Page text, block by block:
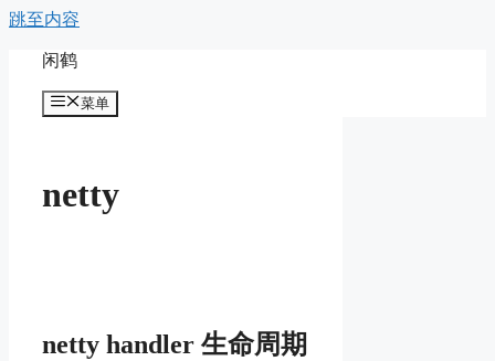
跳至内容
闲鹤
菜单
netty
netty handler 生命周期